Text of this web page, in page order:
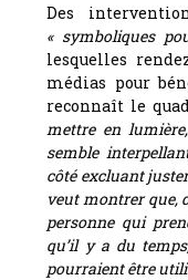
Des
« symboliques
lesquelles
médias pour
reconnaît le
mettre en
semble
côté excluant
veut montrer que,
personne qui
qu’il y a du
pourraient être